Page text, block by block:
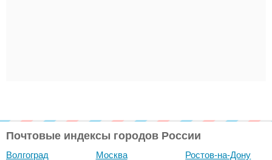
Почтовые индексы городов России
Волгоград Москва Ростов-на-Дону